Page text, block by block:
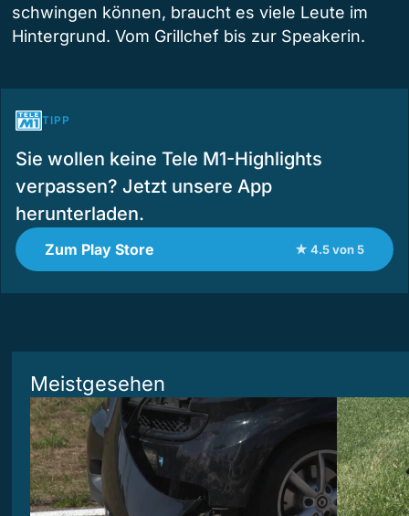
schwingen können, braucht es viele Leute im
Hintergrund. Vom Grillchef bis zur Speakerin.
TIPP
Sie wollen keine Tele M1-Highlights
verpassen? Jetzt unsere App
herunterladen.
Zum Play Store ★ 4.5 von 5
Meistgesehen